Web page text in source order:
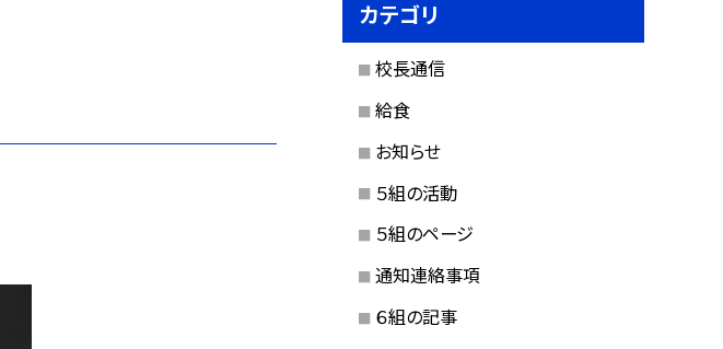
カテゴリ
校長通信
給食
お知らせ
５組の活動
５組のページ
通知連絡事項
６組の記事